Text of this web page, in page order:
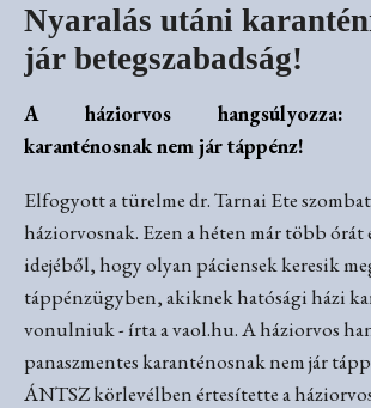
Nyaralás utáni
jár betegszabadság!
A háziorvos hangsúlyozza:
karanténosnak nem jár táppénz!
Elfogyott a türelme dr. Tarnai Ete
háziorvosnak. Ezen a héten már több órát
idejéből, hogy olyan páciensek keresik
táppénzügyben, akiknek hatósági házi
vonulniuk - írta a vaol.hu. A háziorvos
panaszmentes karanténosnak nem jár
ÁNTSZ körlevélben értesítette a